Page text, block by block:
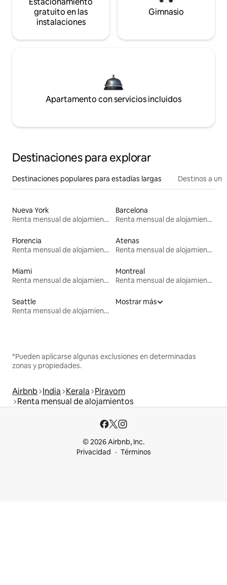
gratuito en las
instalaciones
Gimnasio
Apartamento con servicios incluidos
Destinaciones para explorar
Destinaciones populares para estadías largas Destinos a un
Nueva York
Renta mensual de alojamientos
Barcelona
Renta mensual de alojamientos
Florencia
Renta mensual de alojamientos
Atenas
Renta mensual de alojamientos
Miami
Renta mensual de alojamientos
Montreal
Renta mensual de alojamientos
Seattle
Renta mensual de alojamientos
Mostrar más
*Pueden aplicarse algunas exclusiones en determinadas
zonas y propiedades.
Airbnb India Kerala Piravom
Renta mensual de alojamientos
© 2026 Airbnb, Inc.
Privacidad
Términos